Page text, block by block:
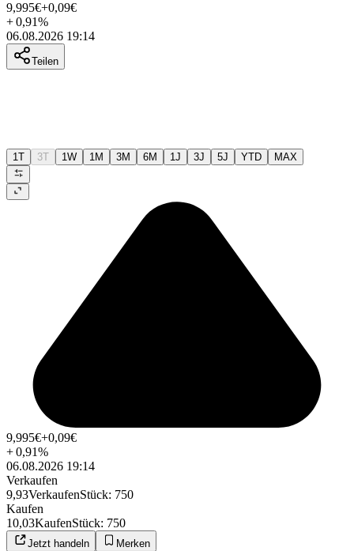
9,995€+0,09€
+0,91%
06.08.2026 19:14
Teilen
1T 3T 1W 1M 3M 6M 1J 3J 5J YTD MAX
9,995€+0,09€
+0,91%
06.08.2026 19:14
Verkaufen
9,93VerkaufenStück: 750
Kaufen
10,03KaufenStück: 750
Jetzt handeln Merken